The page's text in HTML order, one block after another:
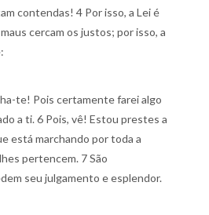
contendas! 4 Por isso, a Lei é
cercam os justos; por isso, a
te! Pois certamente farei algo
a ti. 6 Pois, vê! Estou prestes a
está marchando por toda a
pertencem. 7 São
seu julgamento e esplendor.